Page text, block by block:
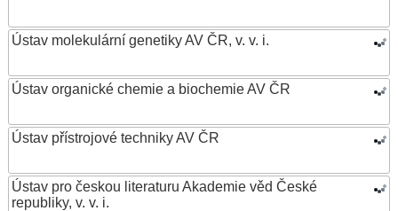
Ústav molekulární genetiky AV ČR, v. v. i.
Ústav organické chemie a biochemie AV ČR
Ústav přístrojové techniky AV ČR
Ústav pro českou literaturu Akademie věd České
republiky, v. v. i.